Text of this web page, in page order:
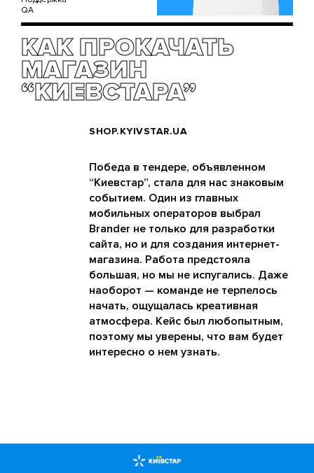
QA
КАК ПРОКАЧАТЬ
МАГАЗИН
“КИЕВСТАРА”
SHOP.KYIVSTAR.UA
Победа в тендере, объявленном
“Киевстар”, стала для нас знаковым
событием. Один из главных
мобильных операторов выбрал
Brander не только для разработки
сайта, но и для создания интернет-
магазина. Работа предстояла
большая, но мы не испугались. Даже
наоборот — команде не терпелось
начать, ощущалась креативная
атмосфера. Кейс был любопытным,
поэтому мы уверены, что вам будет
интересно о нем узнать.